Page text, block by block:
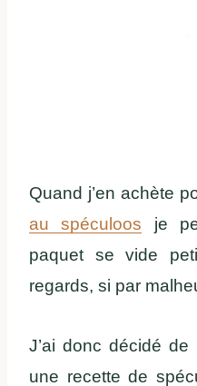
Quand j’en achète
au spéculoos je
paquet se vide
regards, si par
J’ai donc décidé
une recette de